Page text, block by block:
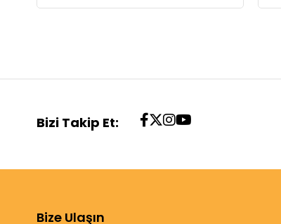
Bizi Takip Et:
Bize Ulaşın